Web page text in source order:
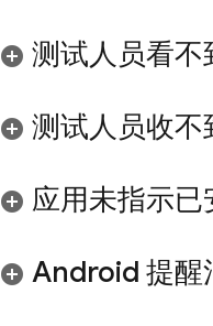
测试人员看
测试人员收不
应用未指示已
Android 提醒